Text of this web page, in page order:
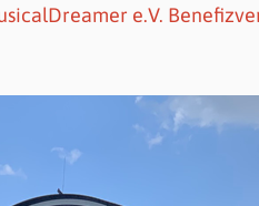
e.V.